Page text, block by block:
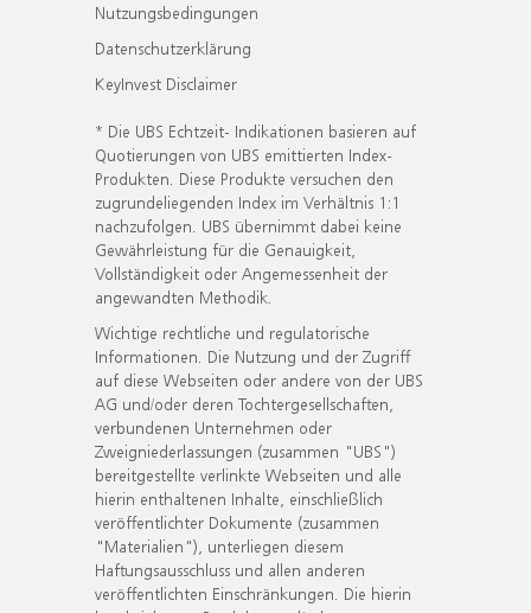
Nutzungsbedingungen
Datenschutzerklärung
KeyInvest Disclaimer
* Die UBS Echtzeit- Indikationen basieren auf
Quotierungen von UBS emittierten Index-
Produkten. Diese Produkte versuchen den
zugrundeliegenden Index im Verhältnis 1:1
nachzufolgen. UBS übernimmt dabei keine
Gewährleistung für die Genauigkeit,
Vollständigkeit oder Angemessenheit der
angewandten Methodik.
Wichtige rechtliche und regulatorische
Informationen. Die Nutzung und der Zugriff
auf diese Webseiten oder andere von der UBS
AG und/oder deren Tochtergesellschaften,
verbundenen Unternehmen oder
Zweigniederlassungen (zusammen "UBS")
bereitgestellte verlinkte Webseiten und alle
hierin enthaltenen Inhalte, einschließlich
veröffentlichter Dokumente (zusammen
"Materialien"), unterliegen diesem
Haftungsausschluss und allen anderen
veröffentlichten Einschränkungen. Die hierin